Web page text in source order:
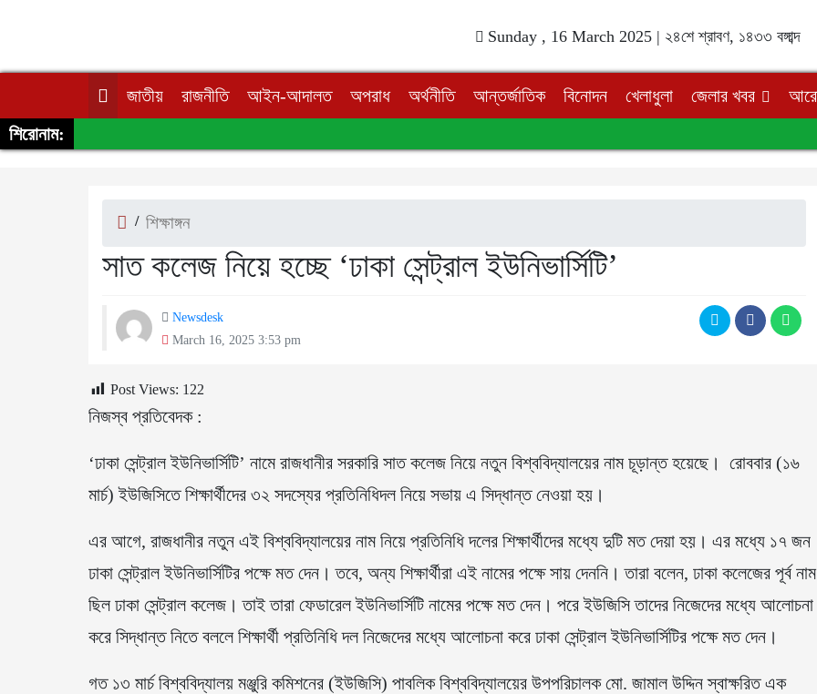
Sunday , 16 March 2025 | ২৪শে শ্রাবণ, ১৪৩৩ বঙ্গাব্দ
জাতীয় রাজনীতি আইন-আদালত অপরাধ অর্থনীতি আন্তর্জাতিক বিনোদন খেলাধুলা জেলার খবর
শিরোনাম:
/ শিক্ষাঙ্গন
সাত কলেজ নিয়ে হচ্ছে ‘ঢাকা সেন্ট্রাল ইউনিভার্সিটি’
Newsdesk
March 16, 2025 3:53 pm
Post Views: 122
নিজস্ব প্রতিবেদক :
‘ঢাকা সেন্ট্রাল ইউনিভার্সিটি’ নামে রাজধানীর সরকারি সাত কলেজ নিয়ে নতুন বিশ্ববিদ্যালয়ের নাম চূড়ান্ত হয়েছে। রোববার (১৬
মার্চ) ইউজিসিতে শিক্ষার্থীদের ৩২ সদস্যের প্রতিনিধিদল নিয়ে সভায় এ সিদ্ধান্ত নেওয়া হয়।
এর আগে, রাজধানীর নতুন এই বিশ্ববিদ্যালয়ের নাম নিয়ে প্রতিনিধি দলের শিক্ষার্থীদের মধ্যে দুটি মত দেয়া হয়। এর মধ্যে ১৭ জন
ঢাকা সেন্ট্রাল ইউনিভার্সিটির পক্ষে মত দেন। তবে, অন্য শিক্ষার্থীরা এই নামের পক্ষে সায় দেননি। তারা বলেন, ঢাকা কলেজের পূর্ব নাম
ছিল ঢাকা সেন্ট্রাল কলেজ। তাই তারা ফেডারেল ইউনিভার্সিটি নামের পক্ষে মত দেন। পরে ইউজিসি তাদের নিজেদের মধ্যে আলোচনা
করে সিদ্ধান্ত নিতে বললে শিক্ষার্থী প্রতিনিধি দল নিজেদের মধ্যে আলোচনা করে ঢাকা সেন্ট্রাল ইউনিভার্সিটির পক্ষে মত দেন।
গত ১৩ মার্চ বিশ্ববিদ্যালয় মঞ্জুরি কমিশনের (ইউজিসি) পাবলিক বিশ্ববিদ্যালয়ের উপপরিচালক মো. জামাল উদ্দিন স্বাক্ষরিত এক